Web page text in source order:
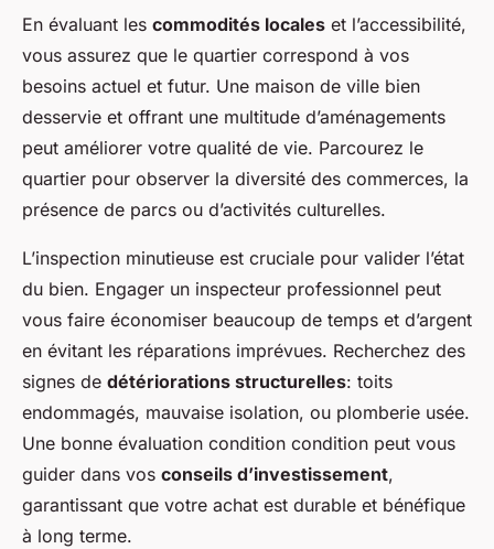
En évaluant les commodités locales et l’accessibilité,
vous assurez que le quartier correspond à vos
besoins actuel et futur. Une maison de ville bien
desservie et offrant une multitude d’aménagements
peut améliorer votre qualité de vie. Parcourez le
quartier pour observer la diversité des commerces, la
présence de parcs ou d’activités culturelles.
L’inspection minutieuse est cruciale pour valider l’état
du bien. Engager un inspecteur professionnel peut
vous faire économiser beaucoup de temps et d’argent
en évitant les réparations imprévues. Recherchez des
signes de détériorations structurelles: toits
endommagés, mauvaise isolation, ou plomberie usée.
Une bonne évaluation condition condition peut vous
guider dans vos conseils d’investissement,
garantissant que votre achat est durable et bénéfique
à long terme.